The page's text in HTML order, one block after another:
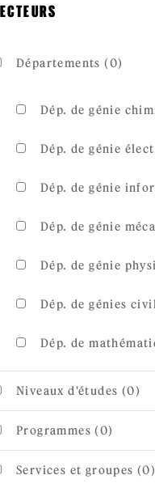
Départements (0)
Dép. de génie
Dép. de génie
Dép. de génie
Dép. de génie
Dép. de génie
Dép. de génies
Dép. de
Niveaux d'études (0)
Programmes (0)
Services et groupes (0)